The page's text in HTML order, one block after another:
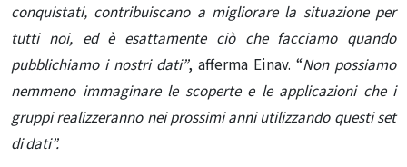
conquistati, contribuiscano a migliorare la situazione per
tutti noi, ed è esattamente ciò che facciamo quando
pubblichiamo i nostri dati”, afferma Einav. “Non possiamo
nemmeno immaginare le scoperte e le applicazioni che i
gruppi realizzeranno nei prossimi anni utilizzando questi set
di dati”.